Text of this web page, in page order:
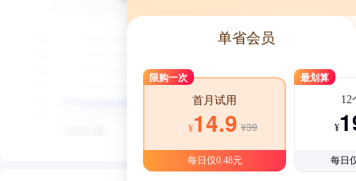
单省会员
限购一次
首月试用
¥14.9 ¥39
每日仅0.48元
最划算
12
¥
每日